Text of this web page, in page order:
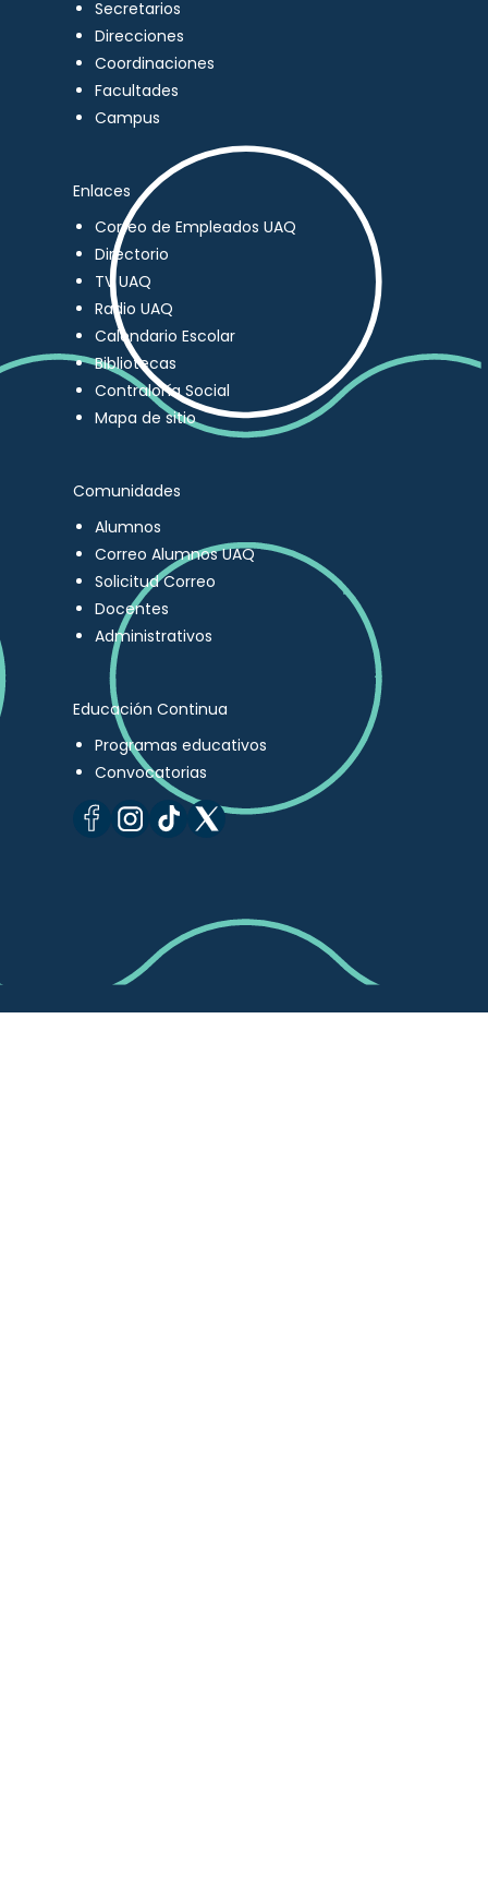
Secretarios
Direcciones
Coordinaciones
Facultades
Campus
Enlaces
Correo de Empleados UAQ
Directorio
TV UAQ
Radio UAQ
Calendario Escolar
Bibliotecas
Contraloría Social
Mapa de sitio
Comunidades
Alumnos
Correo Alumnos UAQ
Solicitud Correo
Docentes
Administrativos
Educación Continua
Programas educativos
Convocatorias